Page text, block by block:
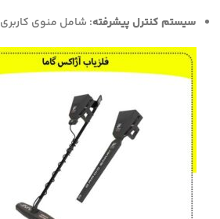
سیستم کنترل پیشرفته: شامل منوی